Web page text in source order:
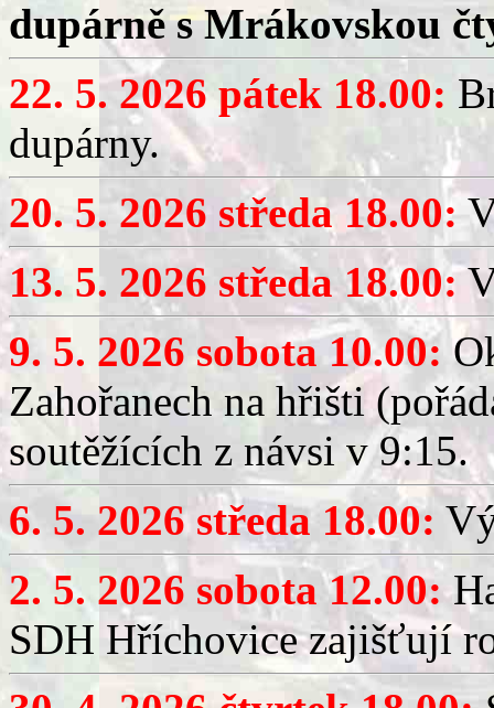
dupárně s Mrákovskou
22. 5. 2026 pátek 18.00:
dupárny.
20. 5. 2026 středa 18.00:
13. 5. 2026 středa 18.00:
9. 5. 2026 sobota 10.00:
Zahořanech na hřišti
soutěžících z návsi v 9:15.
6. 5. 2026 středa 18.00:
2. 5. 2026 sobota 12.00:
SDH Hříchovice zajišťují